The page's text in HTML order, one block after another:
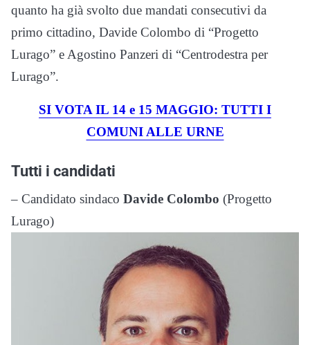
quanto ha già svolto due mandati consecutivi da
primo cittadino, Davide Colombo di “Progetto
Lurago” e Agostino Panzeri di “Centrodestra per
Lurago”.
SI VOTA IL 14 e 15 MAGGIO: TUTTI I
COMUNI ALLE URNE
Tutti i candidati
– Candidato sindaco Davide Colombo (Progetto
Lurago)